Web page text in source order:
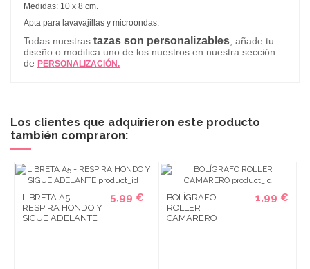
Medidas: 10 x 8 cm.
Apta para lavavajillas y microondas.
Todas nuestras tazas son personalizables , añade tu
diseño o modifica uno de los nuestros en nuestra sección
de PERSONALIZACIÓN.
Los clientes que adquirieron este producto
también compraron:
LIBRETA A5 -
RESPIRA HONDO Y
SIGUE ADELANTE
5,99 €
BOLÍGRAFO
ROLLER
CAMARERO
1,99 €